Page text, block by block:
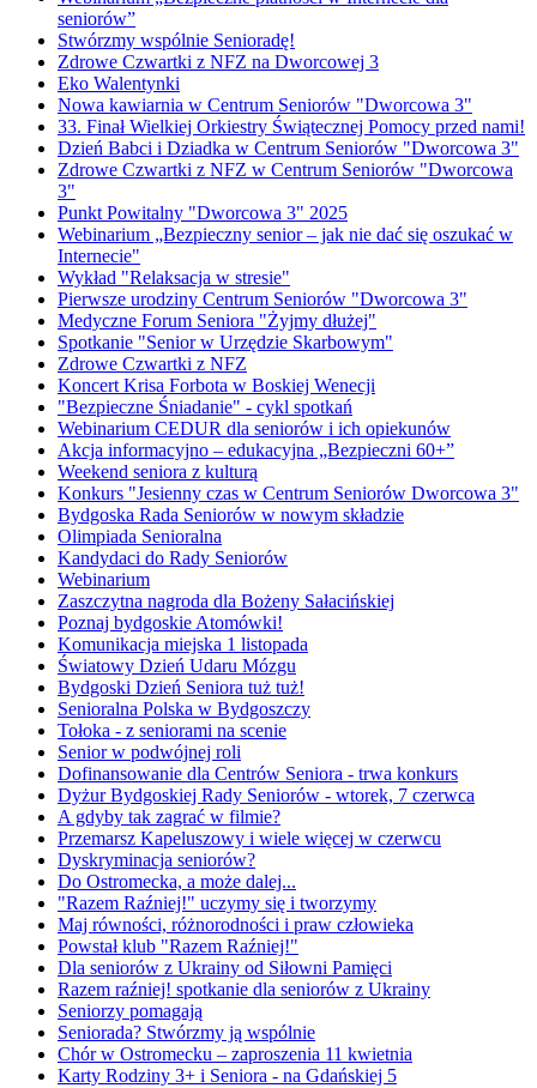
seniorów”
Stwórzmy wspólnie Senioradę!
Zdrowe Czwartki z NFZ na Dworcowej 3
Eko Walentynki
Nowa kawiarnia w Centrum Seniorów "Dworcowa 3"
33. Finał Wielkiej Orkiestry Świątecznej Pomocy przed nami!
Dzień Babci i Dziadka w Centrum Seniorów "Dworcowa 3"
Zdrowe Czwartki z NFZ w Centrum Seniorów "Dworcowa
3"
Punkt Powitalny "Dworcowa 3" 2025
Webinarium „Bezpieczny senior – jak nie dać się oszukać w
Internecie"
Wykład "Relaksacja w stresie"
Pierwsze urodziny Centrum Seniorów "Dworcowa 3"
Medyczne Forum Seniora "Żyjmy dłużej"
Spotkanie "Senior w Urzędzie Skarbowym"
Zdrowe Czwartki z NFZ
Koncert Krisa Forbota w Boskiej Wenecji
"Bezpieczne Śniadanie" - cykl spotkań
Webinarium CEDUR dla seniorów i ich opiekunów
Akcja informacyjno – edukacyjna „Bezpieczni 60+”
Weekend seniora z kulturą
Konkurs "Jesienny czas w Centrum Seniorów Dworcowa 3"
Bydgoska Rada Seniorów w nowym składzie
Olimpiada Senioralna
Kandydaci do Rady Seniorów
Webinarium
Zaszczytna nagroda dla Bożeny Sałacińskiej
Poznaj bydgoskie Atomówki!
Komunikacja miejska 1 listopada
Światowy Dzień Udaru Mózgu
Bydgoski Dzień Seniora tuż tuż!
Senioralna Polska w Bydgoszczy
Tołoka - z seniorami na scenie
Senior w podwójnej roli
Dofinansowanie dla Centrów Seniora - trwa konkurs
Dyżur Bydgoskiej Rady Seniorów - wtorek, 7 czerwca
A gdyby tak zagrać w filmie?
Przemarsz Kapeluszowy i wiele więcej w czerwcu
Dyskryminacja seniorów?
Do Ostromecka, a może dalej...
"Razem Raźniej!" uczymy się i tworzymy
Maj równości, różnorodności i praw człowieka
Powstał klub "Razem Raźniej!"
Dla seniorów z Ukrainy od Siłowni Pamięci
Razem raźniej! spotkanie dla seniorów z Ukrainy
Seniorzy pomagają
Seniorada? Stwórzmy ją wspólnie
Chór w Ostromecku – zaproszenia 11 kwietnia
Karty Rodziny 3+ i Seniora - na Gdańskiej 5